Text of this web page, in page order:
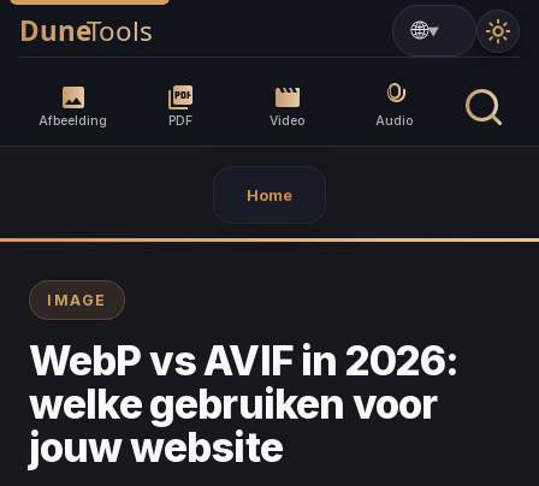
Afbeelding PDF Video Audio
▼
Home
IMAGE
WebP vs AVIF in 2026:
welke gebruiken voor
jouw website